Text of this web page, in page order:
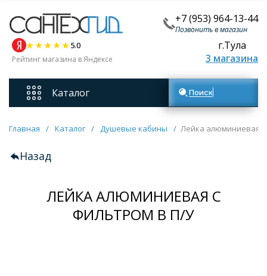
+7 (953) 964-13-44
Позвонить в магазин
5.0
Рейтинг магазина в Яндексе
г.Тула
3 магазина
Каталог
Смесители
Унитазы
Мебель для ванных комнат
Поиск товаров
Главная / Каталог / Душевые кабины / Лейка алюминиевая
Назад
ЛЕЙКА АЛЮМИНИЕВАЯ С
ФИЛЬТРОМ В П/У